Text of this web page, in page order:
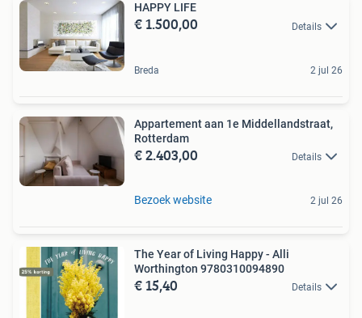
HAPPY LIFE
€ 1.500,00 Details
Breda 2 jul 26
Appartement aan 1e Middellandstraat,
Rotterdam
€ 2.403,00 Details
Bezoek website 2 jul 26
The Year of Living Happy - Alli
Worthington 9780310094890
€ 15,40 Details